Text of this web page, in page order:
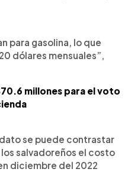
para gasolina, lo que
dólares mensuales”,
millones para el voto
se puede contrastar
salvadoreños el costo
diciembre del 2022